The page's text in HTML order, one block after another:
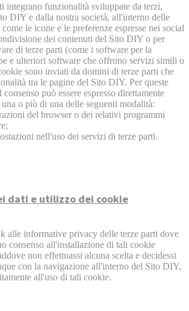
integrano funzionalità sviluppate da terzi,
DIY e dalla nostra società, all'interno delle
le icone e le preferenze espresse nei social
dei contenuti del Sito DIY o per
di terze parti (come i software per la
e ulteriori software che offrono servizi simili o
sono inviati da domini di terze parti che
tra le pagine del Sito DIY. Per queste
può essere espresso direttamente
o più di una delle seguenti modalità:
del browser o dei relativi programmi
nell'uso dei servizi di terze parti.
dati e utilizzo dei cookie
alle informative privacy delle terze parti dove
consenso all'installazione di tali cookie
non effettuassi alcuna scelta e decidessi
con la navigazione all'interno del Sito DIY,
all'uso di tali cookie.